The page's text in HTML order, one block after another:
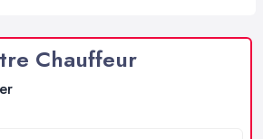
Chauffeur